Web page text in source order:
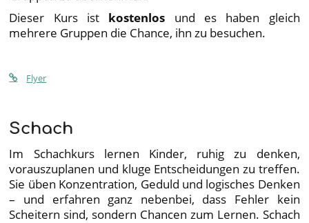
Dieser Kurs ist kostenlos und es haben gleich
mehrere Gruppen die Chance, ihn zu besuchen.
Flyer
Schach
Im Schachkurs lernen Kinder, ruhig zu denken,
vorauszuplanen und kluge Entscheidungen zu treffen.
Sie üben Konzentration, Geduld und logisches Denken
– und erfahren ganz nebenbei, dass Fehler kein
Scheitern sind, sondern Chancen zum Lernen. Schach